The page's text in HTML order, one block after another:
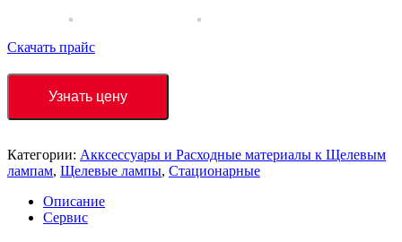
Скачать прайс
Узнать цену
Категории: Акксессуары и Расходные материалы к Щелевым
лампам, Щелевые лампы, Стационарные
Описание
Сервис